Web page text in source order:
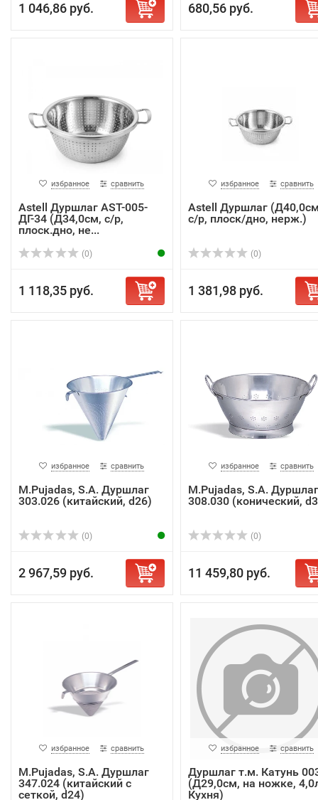
1 046,86 руб. 680,56 руб.
избранное сравнить
Astell Дуршлаг AST-005-
ДГ-34 (Д34,0см, с/р,
плоск.дно, не...
(0)
1 118,35 руб.
избранное сравнить
Astell Дуршлаг
с/р, плоск/дно, нерж.)
(0)
1 381,98 руб.
избранное сравнить
M.Pujadas, S.A. Дуршлаг
303.026 (китайский, d26)
(0)
2 967,59 руб.
избранное сравнить
M.Pujadas, S.A. Дуршлаг
308.030 (конический,
(0)
11 459,80 руб.
избранное сравнить
M.Pujadas, S.A. Дуршлаг
347.024 (китайский с
сеткой, d24)
избранное сравнить
Дуршлаг т.м. Катунь
(Д29,0см, на ножке,
Кухня)